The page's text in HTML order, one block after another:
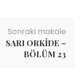
Sonraki makale
SARI ORKİDE –
BÖLÜM 23